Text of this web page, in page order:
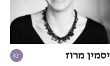
יסמין מרוז